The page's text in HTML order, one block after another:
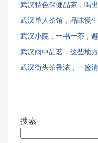
武汉特色保健品茶，喝
武汉单人茶馆，品味慢
武汉小院，一书一茶，
武汉雨中品茗，这些地
武汉街头茶香浓，一盏
搜索